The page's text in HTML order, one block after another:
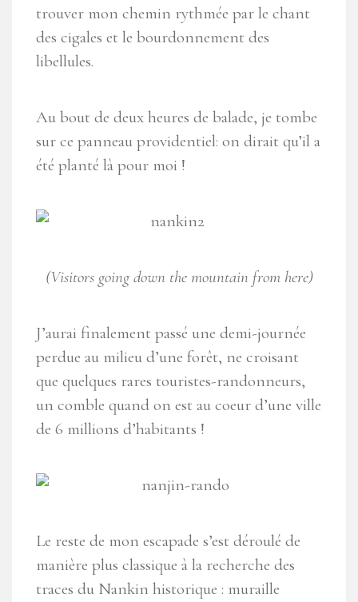
trouver mon chemin rythmée par le chant
des cigales et le bourdonnement des
libellules.
Au bout de deux heures de balade, je tombe
sur ce panneau providentiel: on dirait qu’il a
été planté là pour moi !
(Visitors going down the mountain from here)
J’aurai finalement passé une demi-journée
perdue au milieu d’une forêt, ne croisant
que quelques rares touristes-randonneurs,
un comble quand on est au coeur d’une ville
de 6 millions d’habitants !
Le reste de mon escapade s’est déroulé de
manière plus classique à la recherche des
traces du Nankin historique : muraille